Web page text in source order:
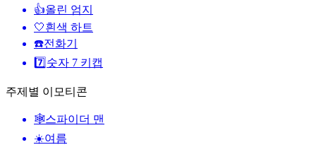
👍올린 엄지
🤍흰색 하트
☎️전화기
7️⃣ 숫자 7 키캡
주제별 이모티콘
🕸️스파이더 맨
☀️여름